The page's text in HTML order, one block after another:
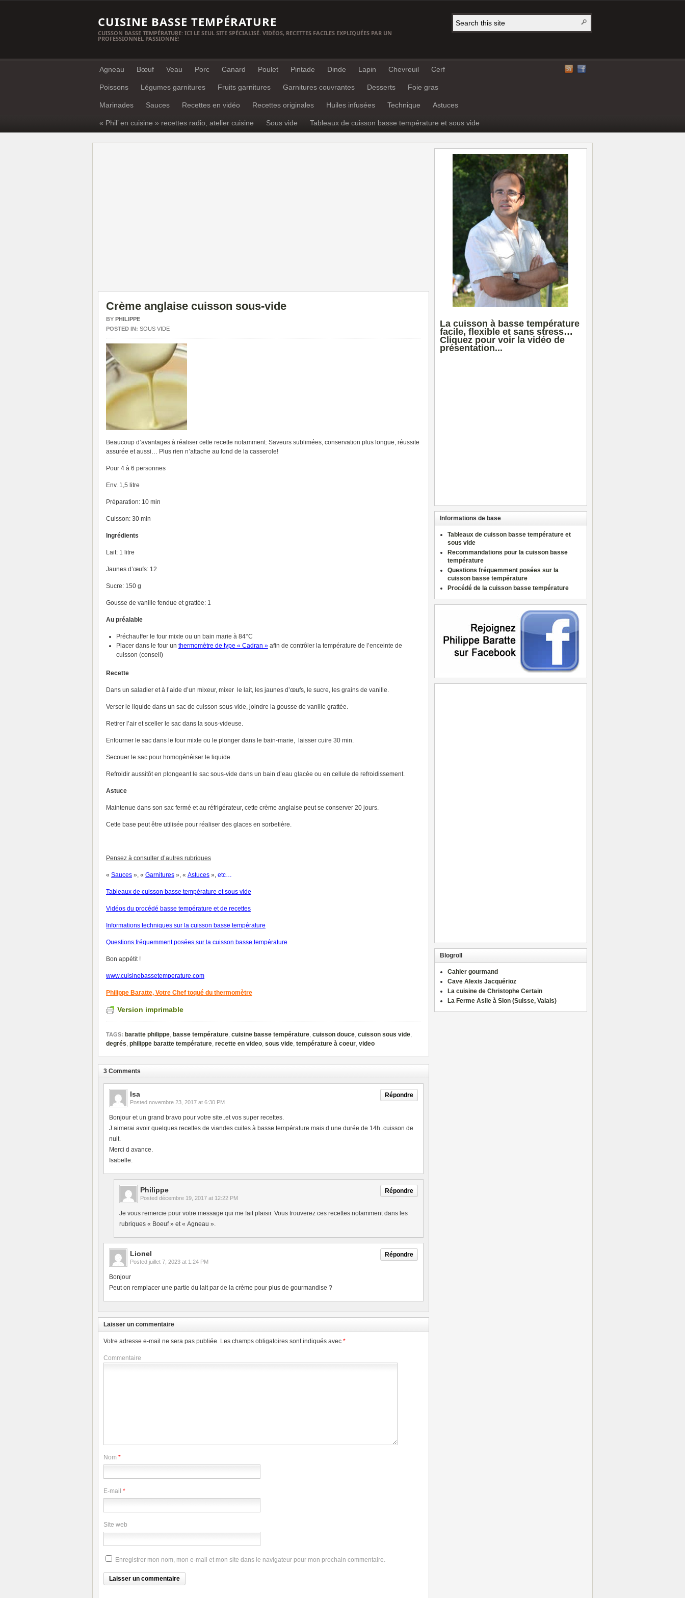
CUISINE BASSE TEMPÉRATURE
CUISSON BASSE TEMPÉRATURE: ICI LE SEUL SITE SPÉCIALISÉ. VIDÉOS, RECETTES FACILES EXPLIQUÉES PAR UN
PROFESSIONNEL PASSIONNÉ!
Agneau Bœuf Veau Porc Canard Poulet Pintade Dinde Lapin Chevreuil Cerf
Poissons Légumes garnitures Fruits garnitures Garnitures couvrantes Desserts Foie gras
Marinades Sauces Recettes en vidéo Recettes originales Huiles infusées Technique Astuces
« Phil’ en cuisine » recettes radio, atelier cuisine Sous vide Tableaux de cuisson basse température et sous vide
Crème anglaise cuisson sous-vide
BY PHILIPPE
POSTED IN: SOUS VIDE
Beaucoup d’avantages à réaliser cette recette notamment: Saveurs sublimées, conservation plus longue, réussite
assurée et aussi… Plus rien n’attache au fond de la casserole!
Pour 4 à 6 personnes
Env. 1,5 litre
Préparation: 10 min
Cuisson: 30 min
Ingrédients
Lait: 1 litre
Jaunes d’œufs: 12
Sucre: 150 g
Gousse de vanille fendue et grattée: 1
Au préalable
Préchauffer le four mixte ou un bain marie à 84°C
Placer dans le four un thermomètre de type « Cadran » afin de contrôler la température de l’enceinte de
cuisson (conseil)
Recette
Dans un saladier et à l’aide d’un mixeur, mixer le lait, les jaunes d’œufs, le sucre, les grains de vanille.
Verser le liquide dans un sac de cuisson sous-vide, joindre la gousse de vanille grattée.
Retirer l’air et sceller le sac dans la sous-videuse.
Enfourner le sac dans le four mixte ou le plonger dans le bain-marie, laisser cuire 30 min.
Secouer le sac pour homogénéiser le liquide.
Refroidir aussitôt en plongeant le sac sous-vide dans un bain d’eau glacée ou en cellule de refroidissement.
Astuce
Maintenue dans son sac fermé et au réfrigérateur, cette crème anglaise peut se conserver 20 jours.
Cette base peut être utilisée pour réaliser des glaces en sorbetière.
Pensez à consulter d’autres rubriques
« Sauces », « Garnitures », « Astuces », etc…
Tableaux de cuisson basse température et sous vide
Vidéos du procédé basse température et de recettes
Informations techniques sur la cuisson basse température
Questions fréquemment posées sur la cuisson basse température
Bon appétit !
www.cuisinebassetemperature.com
Philippe Baratte, Votre Chef toqué du thermomètre
Version imprimable
TAGS: baratte philippe, basse température, cuisine basse température, cuisson douce, cuisson sous vide,
degrés, philippe baratte température, recette en video, sous vide, température à coeur, video
3 Comments
Répondre
Isa
Posted novembre 23, 2017 at 6:30 PM
Bonjour et un grand bravo pour votre site..et vos super recettes.
J aimerai avoir quelques recettes de viandes cuites à basse température mais d une durée de 14h..cuisson de
nuit.
Merci d avance.
Isabelle.
Répondre
Philippe
Posted décembre 19, 2017 at 12:22 PM
Je vous remercie pour votre message qui me fait plaisir. Vous trouverez ces recettes notamment dans les
rubriques « Boeuf » et « Agneau ».
Répondre
Lionel
Posted juillet 7, 2023 at 1:24 PM
Bonjour
Peut on remplacer une partie du lait par de la crème pour plus de gourmandise ?
Laisser un commentaire
Votre adresse e-mail ne sera pas publiée. Les champs obligatoires sont indiqués avec *
Commentaire
Nom *
E-mail *
Site web
Enregistrer mon nom, mon e-mail et mon site dans le navigateur pour mon prochain commentaire.
La cuisson à basse température
facile, flexible et sans stress…
Cliquez pour voir la vidéo de
présentation...
Informations de base
Tableaux de cuisson basse température et
sous vide
Recommandations pour la cuisson basse
température
Questions fréquemment posées sur la
cuisson basse température
Procédé de la cuisson basse température
Blogroll
Cahier gourmand
Cave Alexis Jacquérioz
La cuisine de Christophe Certain
La Ferme Asile à Sion (Suisse, Valais)